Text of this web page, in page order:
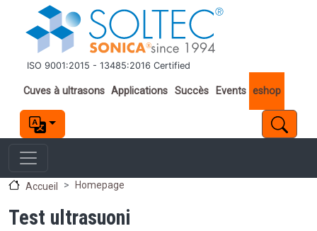
Aller au contenu principal
ISO 9001:2015 - 13485:2016 Certified
Important links
Cuves à ultrasons Applications Succès Events eshop
Accueil Homepage
Test ultrasuoni